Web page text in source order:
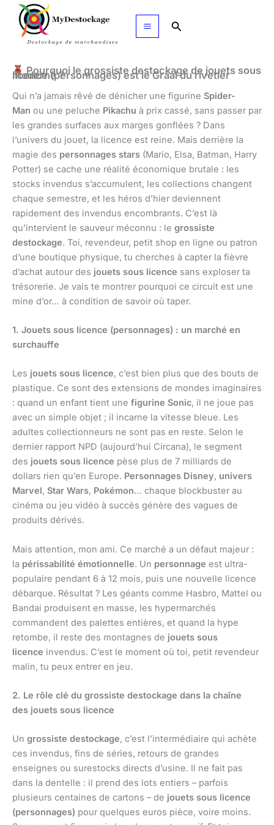
Aller
contenu
Rechercher
Pourquoi le grossiste destockage de jouets sous
licence (personnages) est le Graal du rivetier moderne ?
Qui n’a jamais rêvé de dénicher une figurine Spider-
Man ou une peluche Pikachu à prix cassé, sans passer par
les grandes surfaces aux marges gonflées ? Dans
l’univers du jouet, la licence est reine. Mais derrière la
magie des personnages stars (Mario, Elsa, Batman, Harry
Potter) se cache une réalité économique brutale : les
stocks invendus s’accumulent, les collections changent
chaque semestre, et les héros d’hier deviennent
rapidement des invendus encombrants. C’est là
qu’intervient le sauveur méconnu : le grossiste
destockage. Toi, revendeur, petit shop en ligne ou patron
d’une boutique physique, tu cherches à capter la fièvre
d’achat autour des jouets sous licence sans exploser ta
trésorerie. Je vais te montrer pourquoi ce circuit est une
mine d’or… à condition de savoir où taper.
1. Jouets sous licence (personnages) : un marché en
surchauffe
Les jouets sous licence, c’est bien plus que des bouts de
plastique. Ce sont des extensions de mondes imaginaires
: quand un enfant tient une figurine Sonic, il ne joue pas
avec un simple objet ; il incarne la vitesse bleue. Les
adultes collectionneurs ne sont pas en reste. Selon le
dernier rapport NPD (aujourd’hui Circana), le segment
des jouets sous licence pèse plus de 7 milliards de
dollars rien qu’en Europe. Personnages Disney, univers
Marvel, Star Wars, Pokémon… chaque blockbuster au
cinéma ou jeu vidéo à succès génère des vagues de
produits dérivés.
Mais attention, mon ami. Ce marché a un défaut majeur :
la périssabilité émotionnelle. Un personnage est ultra-
populaire pendant 6 à 12 mois, puis une nouvelle licence
débarque. Résultat ? Les géants comme Hasbro, Mattel ou
Bandai produisent en masse, les hypermarchés
commandent des palettes entières, et quand la hype
retombe, il reste des montagnes de jouets sous
licence invendus. C’est le moment où toi, petit revendeur
malin, tu peux entrer en jeu.
2. Le rôle clé du grossiste destockage dans la chaîne
des jouets sous licence
Un grossiste destockage, c’est l’intermédiaire qui achète
ces invendus, fins de séries, retours de grandes
enseignes ou surestocks directs d’usine. Il ne fait pas
dans la dentelle : il prend des lots entiers – parfois
plusieurs centaines de cartons – de jouets sous licence
(personnages) pour quelques euros pièce, voire moins.